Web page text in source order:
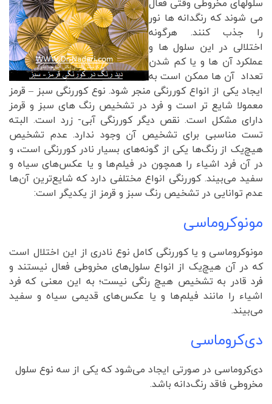
می شوند که رنگدانه ها نور
را جذب کنند. هرگونه
اختلالی در این سلول ها و
عملکرد آن ها و یا کم شدن
تعداد آن ها ممکن است به
ایجاد یکی از انواع کوررنگی منجر شود. نوع کوررنگی سبز – قرمز
معمولا شایع تر است و فرد در تشخیص رنگ های سبز و قرمز
دارای مشکل است. نقص دیگر کوررنگی آبی- زرد است. البته
تست مناسبی برای تشخیص آن وجود ندارد. عدم تشخیص
هیچ‌یک از رنگ‌ها یکی از گونه‌های بسیار نادر کوررنگی است، و
در آن فرد اشیاء را همچون در فیلم‌ها و یا عکس‌های سیاه و
سفید می‌بیند. کوررنگی انواع مختلفی دارد که شایع‌ترین آن‌ها
عدم توانایی در تشخیص رنگ سبز و قرمز از یکدیگر است:
مونوکروماسی
مونوکروماسی و یا کوررنگی کامل نوع نادری از این اختلال است
که در آن هیچ‌یک از انواع سلول‌های مخروطی فعال نیستند و
فرد قادر به تشخیص هیچ رنگی نیست؛ به این معنی که فرد
اشیاء را مانند فیلم‌ها و یا عکس‌های قدیمی سیاه و سفید
می‌بیند.
دی‌کروماسی
دی‌کروماسی در صورتی ایجاد می‌شود که یکی از سه نوع سلول
مخروطی فاقد رنگ‌دانه باشد.